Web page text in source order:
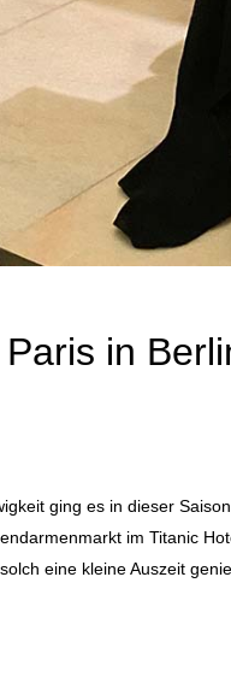
in
ging es in dieser
im Titanic
eine kleine Auszeit